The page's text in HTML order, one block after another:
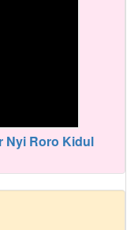
Nyi Roro Kidul